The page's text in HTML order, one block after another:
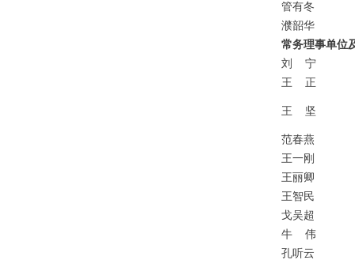
管有冬
濮韶华
常务理事单位
刘
宁
王
正
王 坚
范春燕
王一刚
王丽卿
王智民
戈吴超
牛
伟
孔听云